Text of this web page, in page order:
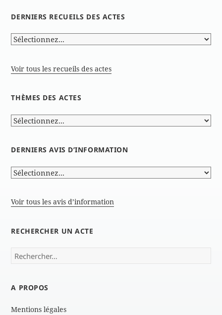
DERNIERS RECUEILS DES ACTES
Voir tous les recueils des actes
THÈMES DES ACTES
DERNIERS AVIS D’INFORMATION
Voir tous les avis d’information
RECHERCHER UN ACTE
Rechercher :
A PROPOS
Mentions légales